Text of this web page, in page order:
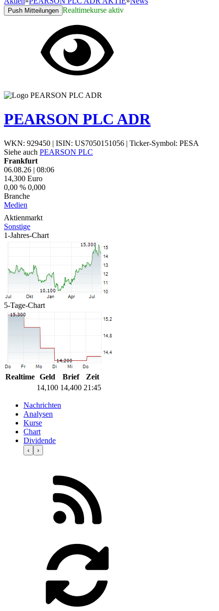
Push Mitteilungen Realtimekurse aktiv
PEARSON PLC ADR
WKN: 929450 | ISIN: US7050151056 | Ticker-Symbol: PESA
Siehe auch PEARSON PLC
Frankfurt
06.08.26 | 08:06
14,300 Euro
0,00 % 0,000
Branche
Medien
Aktienmarkt
Sonstige
1-Jahres-Chart
5-Tage-Chart
Realtime Geld Brief
Zeit
14,100 14,400 21:45
Nachrichten
Analysen
Kurse
Chart
Dividende
‹ ›